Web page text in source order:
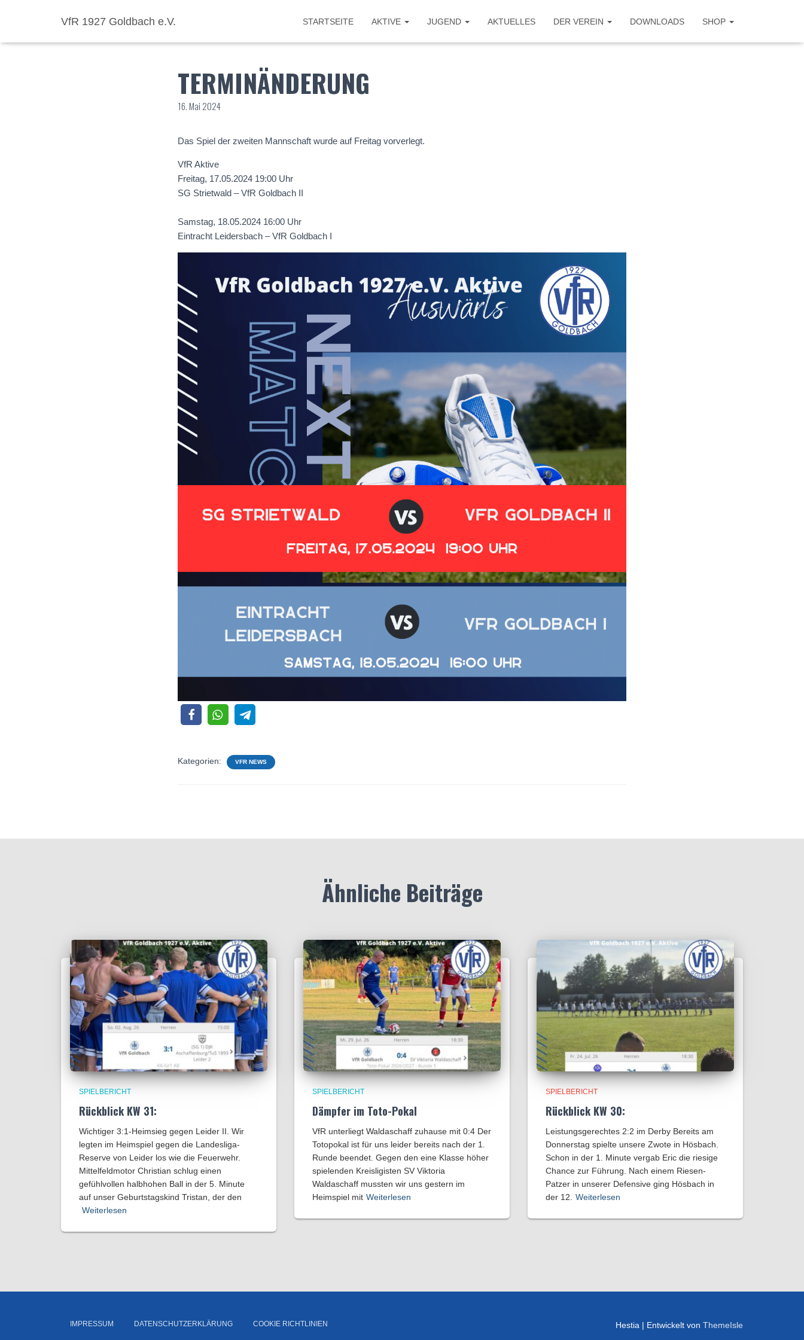
VfR 1927 Goldbach e.V. STARTSEITE AKTIVE JUGEND AKTUELLES DER VEREIN DOWNLOADS SHOP
TERMINÄNDERUNG
16. Mai 2024
Das Spiel der zweiten Mannschaft wurde auf Freitag vorverlegt.
VfR Aktive
Freitag, 17.05.2024 19:00 Uhr
SG Strietwald – VfR Goldbach II
Samstag, 18.05.2024 16:00 Uhr
Eintracht Leidersbach – VfR Goldbach I
Kategorien: VFR NEWS
Ähnliche Beiträge
SPIELBERICHT
Rückblick KW 31:
Wichtiger 3:1-Heimsieg gegen Leider II. Wir
legten im Heimspiel gegen die Landesliga-
Reserve von Leider los wie die Feuerwehr.
Mittelfeldmotor Christian schlug einen
gefühlvollen halbhohen Ball in der 5. Minute
auf unser Geburtstagskind Tristan, der den
Weiterlesen
SPIELBERICHT
Dämpfer im Toto-Pokal
VfR unterliegt Waldaschaff zuhause mit 0:4​ Der
Totopokal ist für uns leider bereits nach der 1.
Runde beendet. Gegen den eine Klasse höher
spielenden Kreisligisten SV Viktoria
Waldaschaff mussten wir uns gestern im
Heimspiel mit Weiterlesen
SPIELBERICHT
Rückblick KW 30:
Leistungsgerechtes 2:2 im Derby Bereits am
Donnerstag spielte unsere Zwote in Hösbach.
Schon in der 1. Minute vergab Eric die riesige
Chance zur Führung. Nach einem Riesen-
Patzer in unserer Defensive ging Hösbach in
der 12.
Weiterlesen
IMPRESSUM DATENSCHUTZERKLÄRUNG COOKIE RICHTLINIEN Hestia | Entwickelt von ThemeIsle